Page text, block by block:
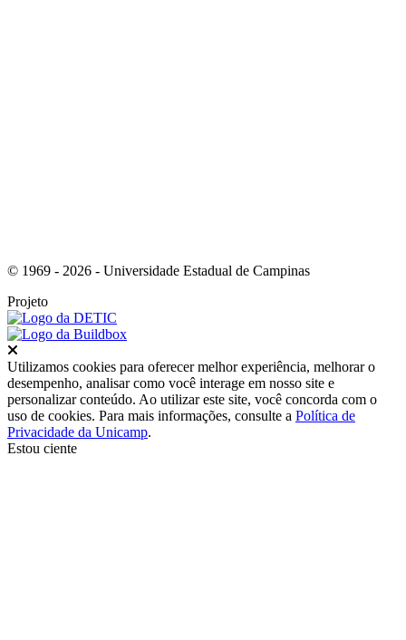
© 1969 - 2026 - Universidade Estadual de Campinas
Projeto
Utilizamos cookies para oferecer melhor experiência, melhorar o
desempenho, analisar como você interage em nosso site e
personalizar conteúdo. Ao utilizar este site, você concorda com o
uso de cookies. Para mais informações, consulte a Política de
Privacidade da Unicamp.
Estou ciente